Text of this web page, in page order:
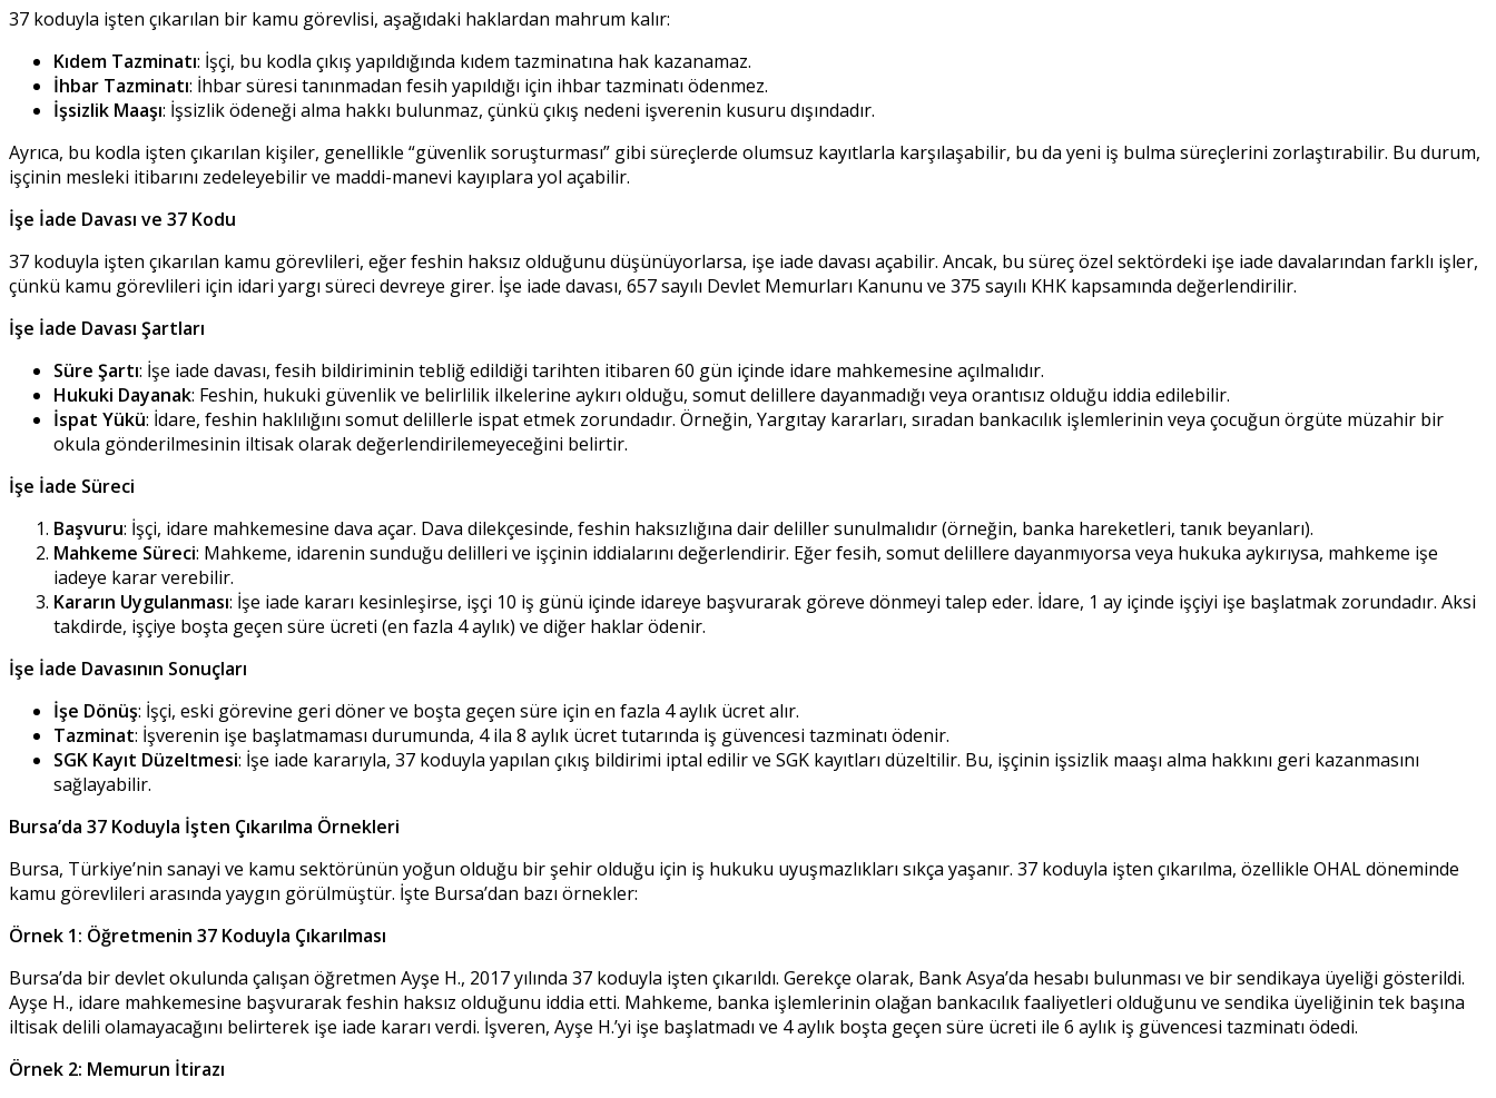
37 koduyla işten çıkarılan bir kamu görevlisi, aşağıdaki haklardan mahrum kalır:
Kıdem Tazminatı: İşçi, bu kodla çıkış yapıldığında kıdem tazminatına hak kazanamaz.
İhbar Tazminatı: İhbar süresi tanınmadan fesih yapıldığı için ihbar tazminatı ödenmez.
İşsizlik Maaşı: İşsizlik ödeneği alma hakkı bulunmaz, çünkü çıkış nedeni işverenin kusuru dışındadır.
Ayrıca, bu kodla işten çıkarılan kişiler, genellikle “güvenlik soruşturması” gibi süreçlerde olumsuz kayıtlarla karşılaşabilir, bu da yeni iş bulma süreçlerini zorlaştırabilir. Bu durum,
işçinin mesleki itibarını zedeleyebilir ve maddi-manevi kayıplara yol açabilir.
İşe İade Davası ve 37 Kodu
37 koduyla işten çıkarılan kamu görevlileri, eğer feshin haksız olduğunu düşünüyorlarsa, işe iade davası açabilir. Ancak, bu süreç özel sektördeki işe iade davalarından farklı işler,
çünkü kamu görevlileri için idari yargı süreci devreye girer. İşe iade davası, 657 sayılı Devlet Memurları Kanunu ve 375 sayılı KHK kapsamında değerlendirilir.
İşe İade Davası Şartları
Süre Şartı: İşe iade davası, fesih bildiriminin tebliğ edildiği tarihten itibaren 60 gün içinde idare mahkemesine açılmalıdır.
Hukuki Dayanak: Feshin, hukuki güvenlik ve belirlilik ilkelerine aykırı olduğu, somut delillere dayanmadığı veya orantısız olduğu iddia edilebilir.
İspat Yükü: İdare, feshin haklılığını somut delillerle ispat etmek zorundadır. Örneğin, Yargıtay kararları, sıradan bankacılık işlemlerinin veya çocuğun örgüte müzahir bir
okula gönderilmesinin iltisak olarak değerlendirilemeyeceğini belirtir.
İşe İade Süreci
Başvuru: İşçi, idare mahkemesine dava açar. Dava dilekçesinde, feshin haksızlığına dair deliller sunulmalıdır (örneğin, banka hareketleri, tanık beyanları).
Mahkeme Süreci: Mahkeme, idarenin sunduğu delilleri ve işçinin iddialarını değerlendirir. Eğer fesih, somut delillere dayanmıyorsa veya hukuka aykırıysa, mahkeme işe
iadeye karar verebilir.
Kararın Uygulanması: İşe iade kararı kesinleşirse, işçi 10 iş günü içinde idareye başvurarak göreve dönmeyi talep eder. İdare, 1 ay içinde işçiyi işe başlatmak zorundadır. Aksi
takdirde, işçiye boşta geçen süre ücreti (en fazla 4 aylık) ve diğer haklar ödenir.
İşe İade Davasının Sonuçları
İşe Dönüş: İşçi, eski görevine geri döner ve boşta geçen süre için en fazla 4 aylık ücret alır.
Tazminat: İşverenin işe başlatmaması durumunda, 4 ila 8 aylık ücret tutarında iş güvencesi tazminatı ödenir.
SGK Kayıt Düzeltmesi: İşe iade kararıyla, 37 koduyla yapılan çıkış bildirimi iptal edilir ve SGK kayıtları düzeltilir. Bu, işçinin işsizlik maaşı alma hakkını geri kazanmasını
sağlayabilir.
Bursa’da 37 Koduyla İşten Çıkarılma Örnekleri
Bursa, Türkiye’nin sanayi ve kamu sektörünün yoğun olduğu bir şehir olduğu için iş hukuku uyuşmazlıkları sıkça yaşanır. 37 koduyla işten çıkarılma, özellikle OHAL döneminde
kamu görevlileri arasında yaygın görülmüştür. İşte Bursa’dan bazı örnekler:
Örnek 1: Öğretmenin 37 Koduyla Çıkarılması
Bursa’da bir devlet okulunda çalışan öğretmen Ayşe H., 2017 yılında 37 koduyla işten çıkarıldı. Gerekçe olarak, Bank Asya’da hesabı bulunması ve bir sendikaya üyeliği gösterildi.
Ayşe H., idare mahkemesine başvurarak feshin haksız olduğunu iddia etti. Mahkeme, banka işlemlerinin olağan bankacılık faaliyetleri olduğunu ve sendika üyeliğinin tek başına
iltisak delili olamayacağını belirterek işe iade kararı verdi. İşveren, Ayşe H.’yi işe başlatmadı ve 4 aylık boşta geçen süre ücreti ile 6 aylık iş güvencesi tazminatı ödedi.
Örnek 2: Memurun İtirazı